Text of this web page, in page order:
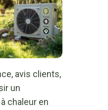
avis clients,
un
chaleur en